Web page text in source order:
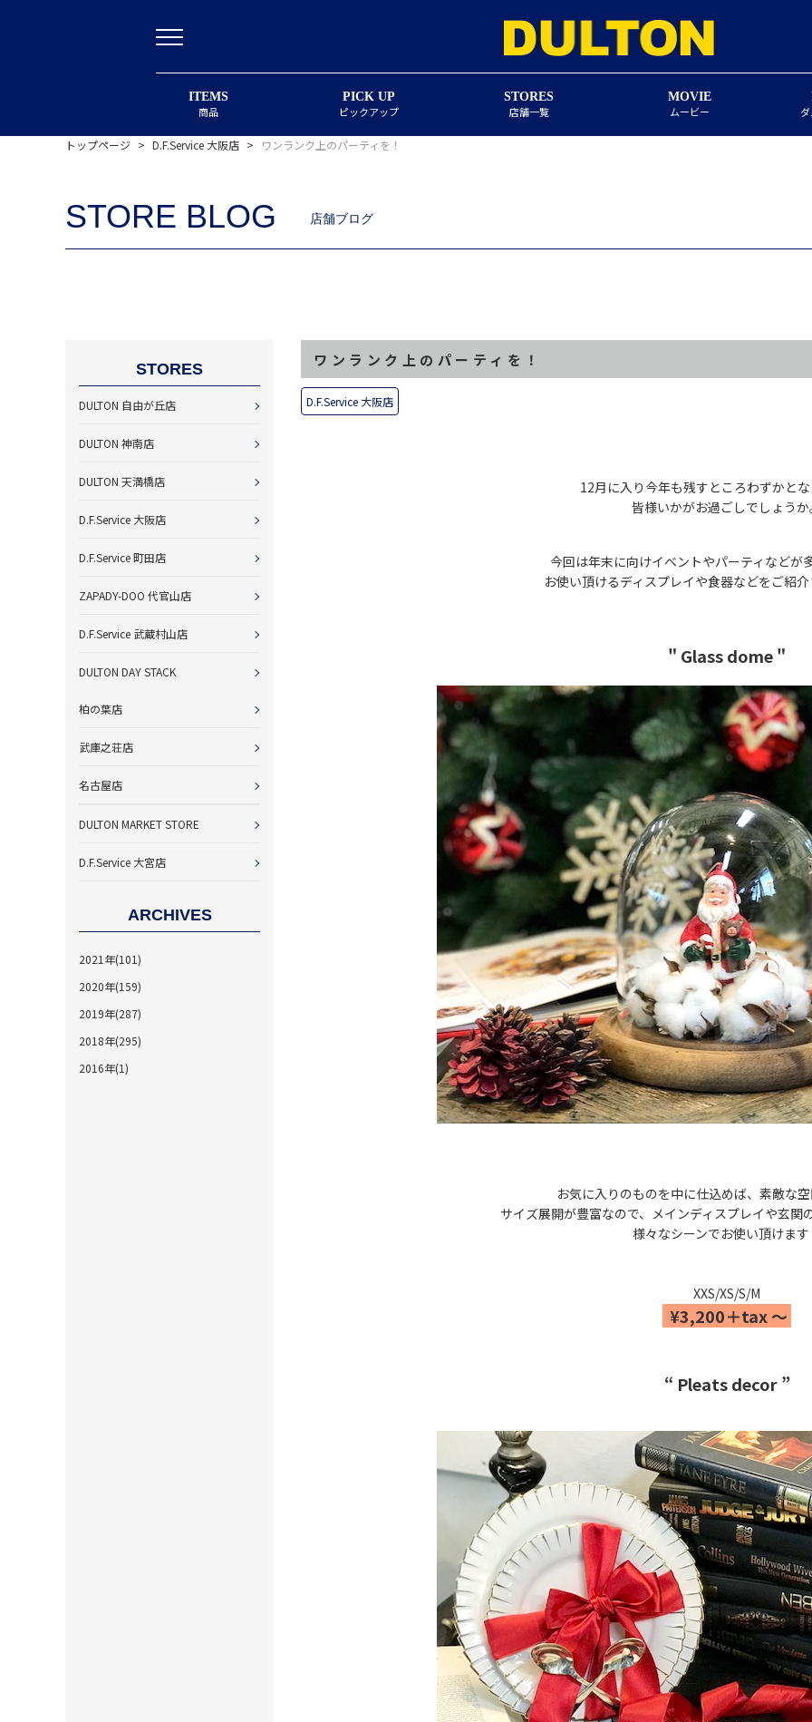
ITEMS
商品
PICK UP
ピックアップ
STORES
店舗一覧
MOVIE
ムービー
トップページ > D.F.Service 大阪店 > ワンランク上のパーティを！
STORE BLOG 店舗ブログ
STORES
DULTON 自由が丘店
DULTON 神南店
DULTON 天満橋店
D.F.Service 大阪店
D.F.Service 町田店
ZAPADY-DOO 代官山店
D.F.Service 武蔵村山店
DULTON DAY STACK
柏の葉店
武庫之荘店
名古屋店
DULTON MARKET STORE
D.F.Service 大宮店
ARCHIVES
2021年(101)
2020年(159)
2019年(287)
2018年(295)
2016年(1)
ワンランク上のパーティを！
D.F.Service 大阪店
12月に入り今年も残すところわずかと
皆様いかがお過ごしでしょう
今回は年末に向けイベントやパーティなどが
お使い頂けるディスプレイや食器などをご紹
" Glass dome "
お気に入りのものを中に仕込めば、素敵な
サイズ展開が豊富なので、メインディスプレイや玄関
様々なシーンでお使い頂けま
XXS/XS/S/M
¥3,200＋tax 〜
“ Pleats decor ”